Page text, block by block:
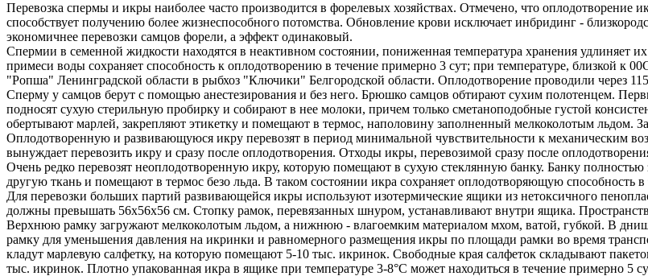
Перевозка спермы и икры наиболее часто производится в форелевых хозяйствах. Отмечено, что
способствует получению более жизнеспособного потомства. Обновление крови исключает инбридинг -
экономичнее перевозки самцов форели, а эффект одинаковый.
Спермии в семенной жидкости находятся в неактивном состоянии, пониженная температура хранения удлиняет
примеси воды сохраняет способность к оплодотворению в течение примерно 3 сут; при температуре, близкой к
"Ропша" Ленинградской области в рыбхоз "Ключики" Белгородской области. Оплодотворение проводили через
Сперму у самцов берут с помощью анестезирования и без него. Брюшко самцов обтирают сухим полотенцем.
подносят сухую стерильную пробирку и собирают в нее молоки, причем только сметаноподобные густой
обертывают марлей, закрепляют этикетку и помещают в термос, наполовину заполненный мелкоколотым льдом.
Оплодотворенную и развивающуюся икру перевозят в период минимальной чувствительности к механическим
вынуждает перевозить икру и сразу после оплодотворения. Отходы икры, перевозимой сразу после
Очень редко перевозят неоплодотворенную икру, которую помещают в сухую стеклянную банку. Банку
другую ткань и помещают в термос безо льда. В таком состоянии икра сохраняет оплодотворяющую способность в
Для перевозки больших партий развивающейся икры используют изотермические ящики из нетоксичного
должны превышать 56х56х56 см. Стопку рамок, перевязанных шнуром, устанавливают внутри ящика.
Верхнюю рамку загружают мелкоколотым льдом, а нижнюю - влагоемким материалом мхом, ватой, губкой. В
рамку для уменьшения давления на икринки и равномерного размещения икры по площади рамки во время
кладут марлевую салфетку, на которую помещают 5-10 тыс. икринок. Свободные края салфеток складывают
тыс. икринок. Плотно упакованная икра в ящике при температуре 3-8°C может находиться в течение примерно 5